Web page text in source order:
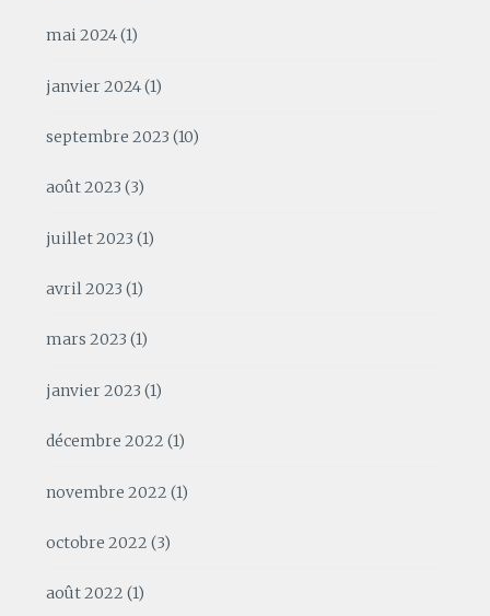
mai 2024(1)
janvier 2024(1)
septembre 2023 (10)
août 2023 (3)
juillet 2023 (1)
avril 2023 (1)
mars 2023 (1)
janvier 2023 (1)
décembre 2022 (1)
novembre 2022 (1)
octobre 2022 (3)
août 2022 (1)